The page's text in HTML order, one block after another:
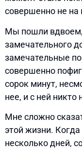
совершенно не на
Мы пошли вдвоем,
замечательного
замечательные
совершенно
сорок минут,
нее, и с ней никто
Мне сложно
этой жизни.
несколько дней,